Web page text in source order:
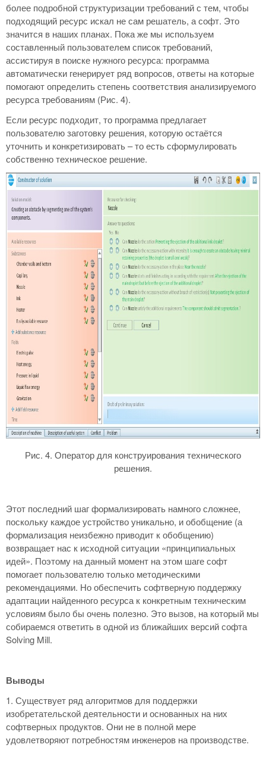
более подробной структуризации требований с тем, чтобы
подходящий ресурс искал не сам решатель, а софт. Это
значится в наших планах. Пока же мы используем
составленный пользователем список требований,
ассистируя в поиске нужного ресурса: программа
автоматически генерирует ряд вопросов, ответы на которые
помогают определить степень соответствия анализируемого
ресурса требованиям (Рис. 4).
Если ресурс подходит, то программа предлагает
пользователю заготовку решения, которую остаётся
уточнить и конкретизировать – то есть сформулировать
собственно техническое решение.
Рис. 4. Оператор для конструирования технического
решения.
Этот последний шаг формализировать намного сложнее,
поскольку каждое устройство уникально, и обобщение (а
формализация неизбежно приводит к обобщению)
возвращает нас к исходной ситуации «принципиальных
идей». Поэтому на данный момент на этом шаге софт
помогает пользователю только методическими
рекомендациями. Но обеспечить софтверную поддержку
адаптации найденного ресурса к конкретным техническим
условиям было бы очень полезно. Это вызов, на который мы
собираемся ответить в одной из ближайших версий софта
Solving Mill.
Выводы
1. Существует ряд алгоритмов для поддержки
изобретательской деятельности и основанных на них
софтверных продуктов. Они не в полной мере
удовлетворяют потребностям инженеров на производстве.